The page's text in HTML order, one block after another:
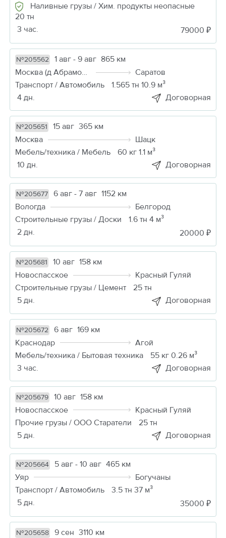
Наливные грузы / Хим. продукты неопасные
20 тн
3 час.
79000 ₽
№205562 1 авг - 9 авг 865 км
Москва (д Абрамовка)
Саратов
Транспорт / Автомобиль
1.565 тн 10.9 м³
4 дн.
Договорная
№205651 15 авг 365 км
Москва
Шацк
Мебель/техника / Мебель
60 кг 1.1 м³
10 дн.
Договорная
№205677 6 авг - 7 авг 1152 км
Вологда
Белгород
Строительные грузы / Доски
1.6 тн 4 м³
2 дн.
20000 ₽
№205681 10 авг 158 км
Новоспасское
Красный Гуляй
Строительные грузы / Цемент
25 тн
5 дн.
Договорная
№205672 6 авг 169 км
Краснодар
Агой
Мебель/техника / Бытовая техника
55 кг 0.26 м³
3 час.
Договорная
№205679 10 авг 158 км
Новоспасское
Красный Гуляй
Прочие грузы / ООО Старатели
25 тн
5 дн.
Договорная
№205664 5 авг - 10 авг 465 км
Уяр
Богучаны
Транспорт / Автомобиль
3.5 тн 37 м³
5 дн.
35000 ₽
№205658 9 сен 3110 км